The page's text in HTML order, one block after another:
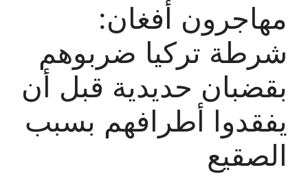
مهاجرون أفغان:
شرطة تركيا ضربوهم
بقضبان حديدية قبل أن
يفقدوا أطرافهم بسبب
الصقيع